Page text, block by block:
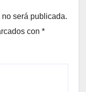
será publicada.
con *